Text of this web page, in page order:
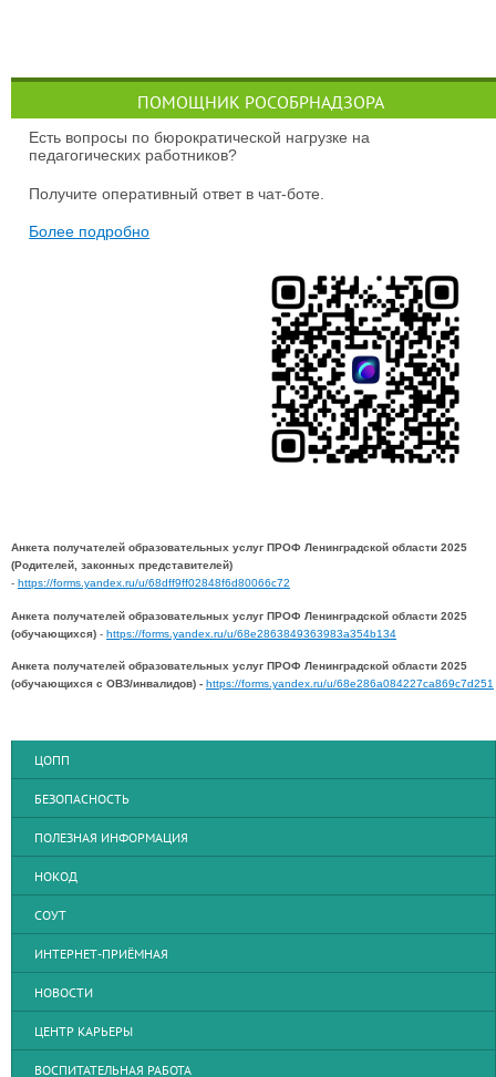
ПОМОЩНИК РОСОБРНАДЗОРА
Есть вопросы по бюрократической нагрузке на
педагогических работников?
Получите оперативный ответ в чат-боте.
Более подробно
Анкета получателей образовательных услуг ПРОФ Ленинградской области 2025
(Родителей, законных представителей)
- https://forms.yandex.ru/u/68dff9ff02848f6d80066c72
Анкета получателей образовательных услуг ПРОФ Ленинградской области 2025
(обучающихся) - https://forms.yandex.ru/u/68e2863849363983a354b134
Анкета получателей образовательных услуг ПРОФ Ленинградской области 2025
(обучающихся с ОВЗ/инвалидов) - https://forms.yandex.ru/u/68e286a084227ca869c7d251
ЦОПП
БЕЗОПАСНОСТЬ
ПОЛЕЗНАЯ ИНФОРМАЦИЯ
НОКОД
СОУТ
ИНТЕРНЕТ-ПРИЁМНАЯ
НОВОСТИ
ЦЕНТР КАРЬЕРЫ
ВОСПИТАТЕЛЬНАЯ РАБОТА